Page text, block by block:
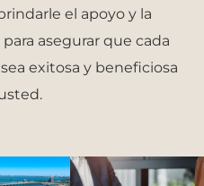
el apoyo y la
asegurar que cada
exitosa y beneficiosa